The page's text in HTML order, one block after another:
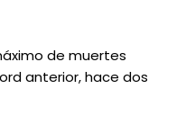
de muertes
anterior, hace dos